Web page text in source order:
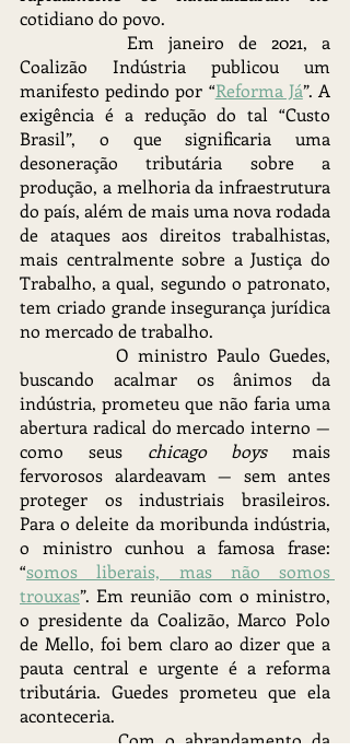
cotidiano do povo.
Coalizão Indústria publicou um
manifesto pedindo por “Reforma Já”. A
exigência é a redução do tal “Custo
Brasil”, o que significaria uma
desoneração tributária sobre a
produção, a melhoria da infraestrutura
do país, além de mais uma nova rodada
de ataques aos direitos trabalhistas,
mais centralmente sobre a Justiça do
Trabalho, a qual, segundo o patronato,
tem criado grande insegurança jurídica
no mercado de trabalho.
		O ministro Paulo Guedes,
buscando acalmar os ânimos da
indústria, prometeu que não faria uma
abertura radical do mercado interno —
como seus chicago boys mais
fervorosos alardeavam — sem antes
proteger os industriais brasileiros.
Para o deleite da moribunda indústria,
o ministro cunhou a famosa frase:
“somos liberais, mas não somos
trouxas”. Em reunião com o ministro,
o presidente da Coalizão, Marco Polo
de Mello, foi bem claro ao dizer que a
pauta central e urgente é a reforma
tributária. Guedes prometeu que ela
aconteceria.
		Com o abrandamento da